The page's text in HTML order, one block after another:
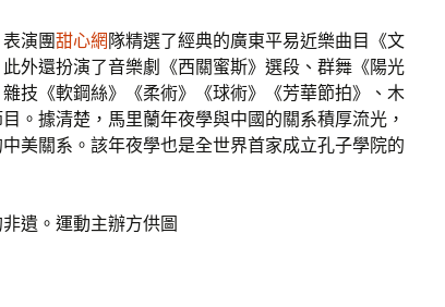
演團甜心網 隊精選了經典的廣東平易近樂曲目《文
外還扮演了音樂劇《西關蜜斯》選段、群舞《陽光
技《軟鋼絲》《柔術》《球術》《芳華節拍》、木
。據清楚，馬里蘭年夜學與中國的關系積厚流光，
美關系。該年夜學也是全世界首家成立孔子學院的
遺。運動主辦方供圖